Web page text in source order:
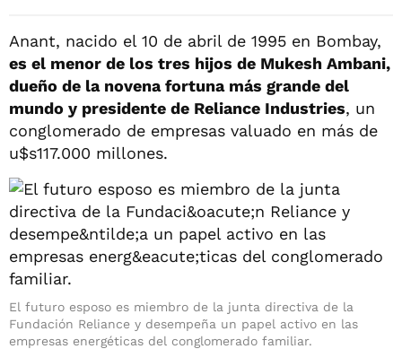
Anant, nacido el 10 de abril de 1995 en Bombay,
es el menor de los tres hijos de Mukesh Ambani,
dueño de la novena fortuna más grande del
mundo y presidente de Reliance Industries, un
conglomerado de empresas valuado en más de
u$s117.000 millones.
El futuro esposo es miembro de la junta directiva de la
Fundación Reliance y desempeña un papel activo en las
empresas energéticas del conglomerado familiar.